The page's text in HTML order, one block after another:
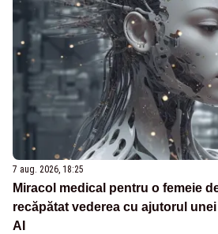
7 aug. 2026, 18:25
Miracol medical pentru o femeie
recăpătat vederea cu ajutorul
AI